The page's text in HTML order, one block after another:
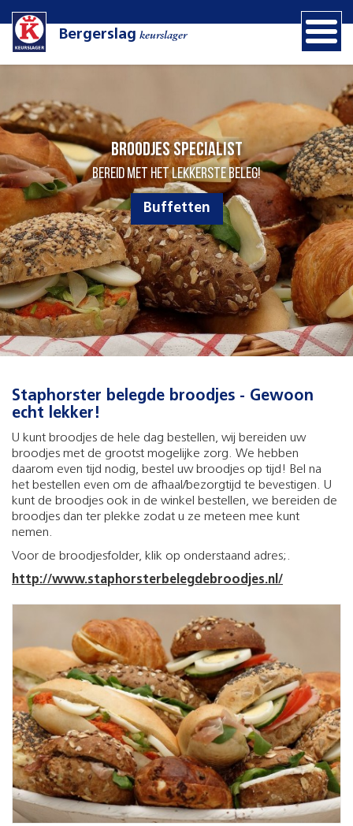
Bergerslag keurslager
Broodjes specialist
Bereid met het lekkerste beleg!
Buffetten
Staphorster belegde broodjes - Gewoon
echt lekker!
U kunt broodjes de hele dag bestellen, wij bereiden uw
broodjes met de grootst mogelijke zorg. We hebben
daarom even tijd nodig, bestel uw broodjes op tijd! Bel na
het bestellen even om de afhaal/bezorgtijd te bevestigen. U
kunt de broodjes ook in de winkel bestellen, we bereiden de
broodjes dan ter plekke zodat u ze meteen mee kunt
nemen.
Voor de broodjesfolder, klik op onderstaand adres;.
http://www.staphorsterbelegdebroodjes.nl/